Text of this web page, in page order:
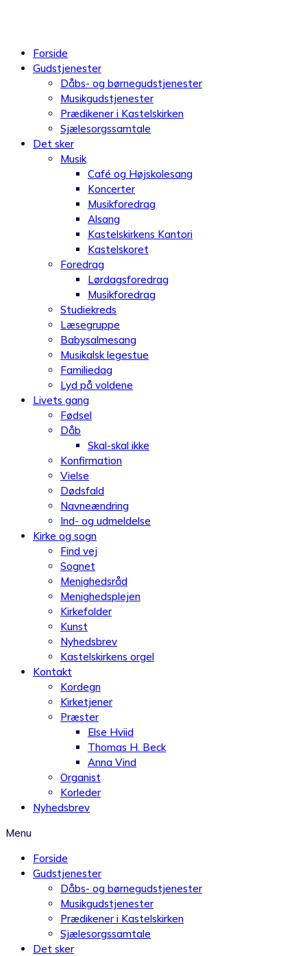
Forside
Gudstjenester
Dåbs- og børnegudstjenester
Musikgudstjenester
Prædikener i Kastelskirken
Sjælesorgssamtale
Det sker
Musik
Café og Højskolesang
Koncerter
Musikforedrag
Alsang
Kastelskirkens Kantori
Kastelskoret
Foredrag
Lørdagsforedrag
Musikforedrag
Studiekreds
Læsegruppe
Babysalmesang
Musikalsk legestue
Familiedag
Lyd på voldene
Livets gang
Fødsel
Dåb
Skal-skal ikke
Konfirmation
Vielse
Dødsfald
Navneændring
Ind- og udmeldelse
Kirke og sogn
Find vej
Sognet
Menighedsråd
Menighedsplejen
Kirkefolder
Kunst
Nyhedsbrev
Kastelskirkens orgel
Kontakt
Kordegn
Kirketjener
Præster
Else Hviid
Thomas H. Beck
Anna Vind
Organist
Korleder
Nyhedsbrev
Menu
Forside
Gudstjenester
Dåbs- og børnegudstjenester
Musikgudstjenester
Prædikener i Kastelskirken
Sjælesorgssamtale
Det sker